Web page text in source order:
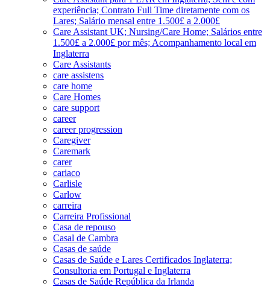
experiência; Contrato Full Time diretamente com os
Lares; Salário mensal entre 1.500£ a 2.000£
Care Assistant UK; Nursing/Care Home; Salários entre
1.500£ a 2.000£ por mês; Acompanhamento local em
Inglaterra
Care Assistants
care assistens
care home
Care Homes
care support
career
career progression
Caregiver
Caremark
carer
cariaco
Carlisle
Carlow
carreira
Carreira Profissional
Casa de repouso
Casal de Cambra
Casas de saúde
Casas de Saúde e Lares Certificados Inglaterra;
Consultoria em Portugal e Inglaterra
Casas de Saúde República da Irlanda